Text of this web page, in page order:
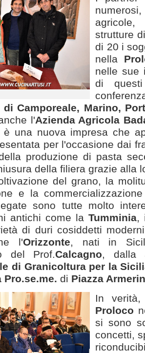
strutture
di 20 i
nella
nelle sue
di
di Camporeale, Marino,
l'Azienda Agricola
è una nuova impresa che
per l'occasione dai
produzione di pasta
della filiera grazie alla
del grano, la
e la
sono tutte molto
antichi come laTumminia,
di duri cosiddetti
l'Orizzonte, nati in
del Prof.Calcagno, dalla
di Granicoltura per la
Pro.se.me. di Piazza
In
Proloco
si sono
concetti,